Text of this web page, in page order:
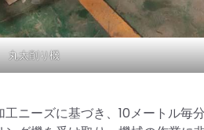
丸太削り機
ニーズに基づき、10メートル